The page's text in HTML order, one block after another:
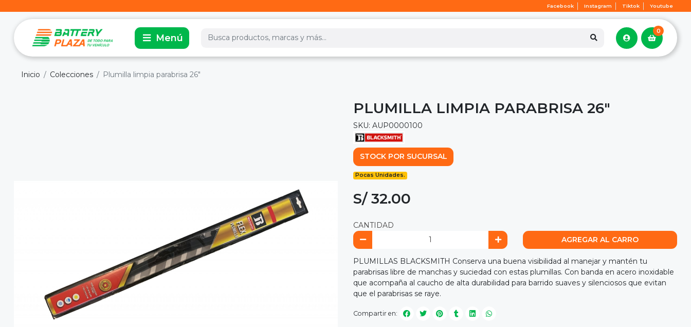
Facebook Instagram Tiktok Youtube
0
Inicio Colecciones Plumilla limpia parabrisa 26"
PLUMILLA LIMPIA PARABRISA 26"
SKU: AUP0000100
STOCK POR SUCURSAL
Pocas Unidades.
S/ 32.00
CANTIDAD
AGREGAR AL CARRO
PLUMILLAS BLACKSMITH Conserva una buena visibilidad al manejar y mantén tu
parabrisas libre de manchas y suciedad con estas plumillas. Con banda en acero inoxidable
que acompaña al caucho de alta durabilidad para barrido suaves y silenciosos que evitan
que el parabrisas se raye.
Compartir en: